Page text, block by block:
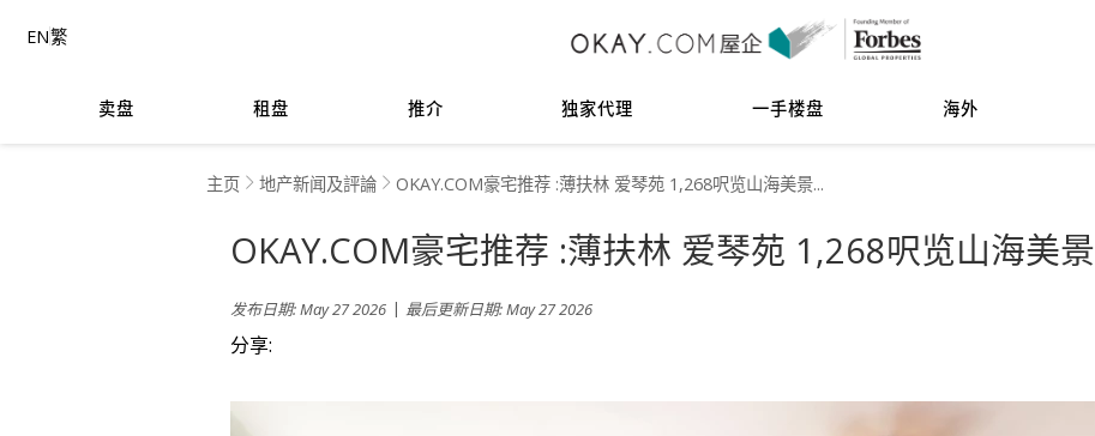
卖盘 租盘 推介 独家代理 一手楼盘 海外
EN繁
主页 地产新闻及評論 OKAY.COM豪宅推荐 :薄扶林 爱琴苑 1,268呎览山海美景...
OKAY.COM豪宅推荐 :薄扶林 爱琴苑 1,268呎览山海美景
发布日期: May 27 2026 | 最后更新日期: May 27 2026
分享: